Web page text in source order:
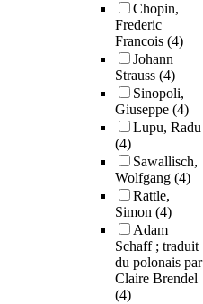
Chopin,
Frederic
Francois (4)
Johann
Strauss (4)
Sinopoli,
Giuseppe (4)
Lupu, Radu
(4)
Sawallisch,
Wolfgang (4)
Rattle,
Simon (4)
Adam
Schaff ; traduit
du polonais par
Claire Brendel
(4)